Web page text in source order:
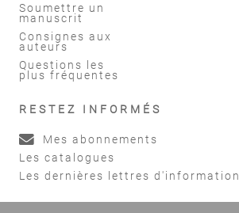
Soumettre un
manuscrit
Consignes aux
auteurs
Questions les
plus fréquentes
RESTEZ INFORMÉS
Mes abonnements
Les catalogues
Les dernières lettres d'information